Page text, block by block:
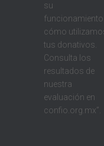
su
funcionamiento
cómo
tus donativos.
Consulta los
resultados de
nuestra
evaluación en
confio.org.mx”.